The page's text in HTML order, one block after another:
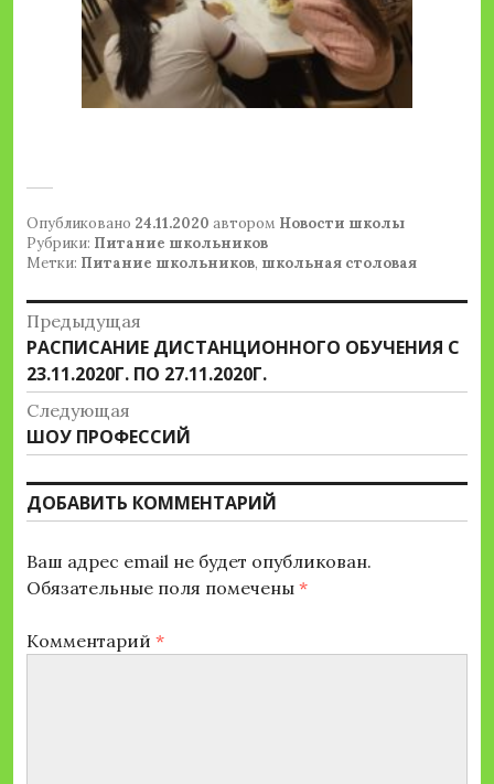
Опубликовано 24.11.2020 автором Новости школы
Рубрики: Питание школьников
Метки: Питание школьников, школьная столовая
Навигация
по
записям
Предыдущая
Предыдущая
запись:
РАСПИСАНИЕ ДИСТАНЦИОННОГО ОБУЧЕНИЯ С
23.11.2020Г. ПО 27.11.2020Г.
Следующая
Следующая
запись:
ШОУ ПРОФЕССИЙ
ДОБАВИТЬ КОММЕНТАРИЙ
Ваш адрес email не будет опубликован.
Обязательные поля помечены *
Комментарий *